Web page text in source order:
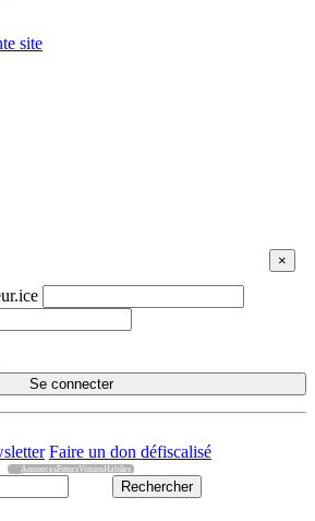
site
Se connecter
Faire un don défiscalisé
AnnoncesFutursVoisinsHabiles